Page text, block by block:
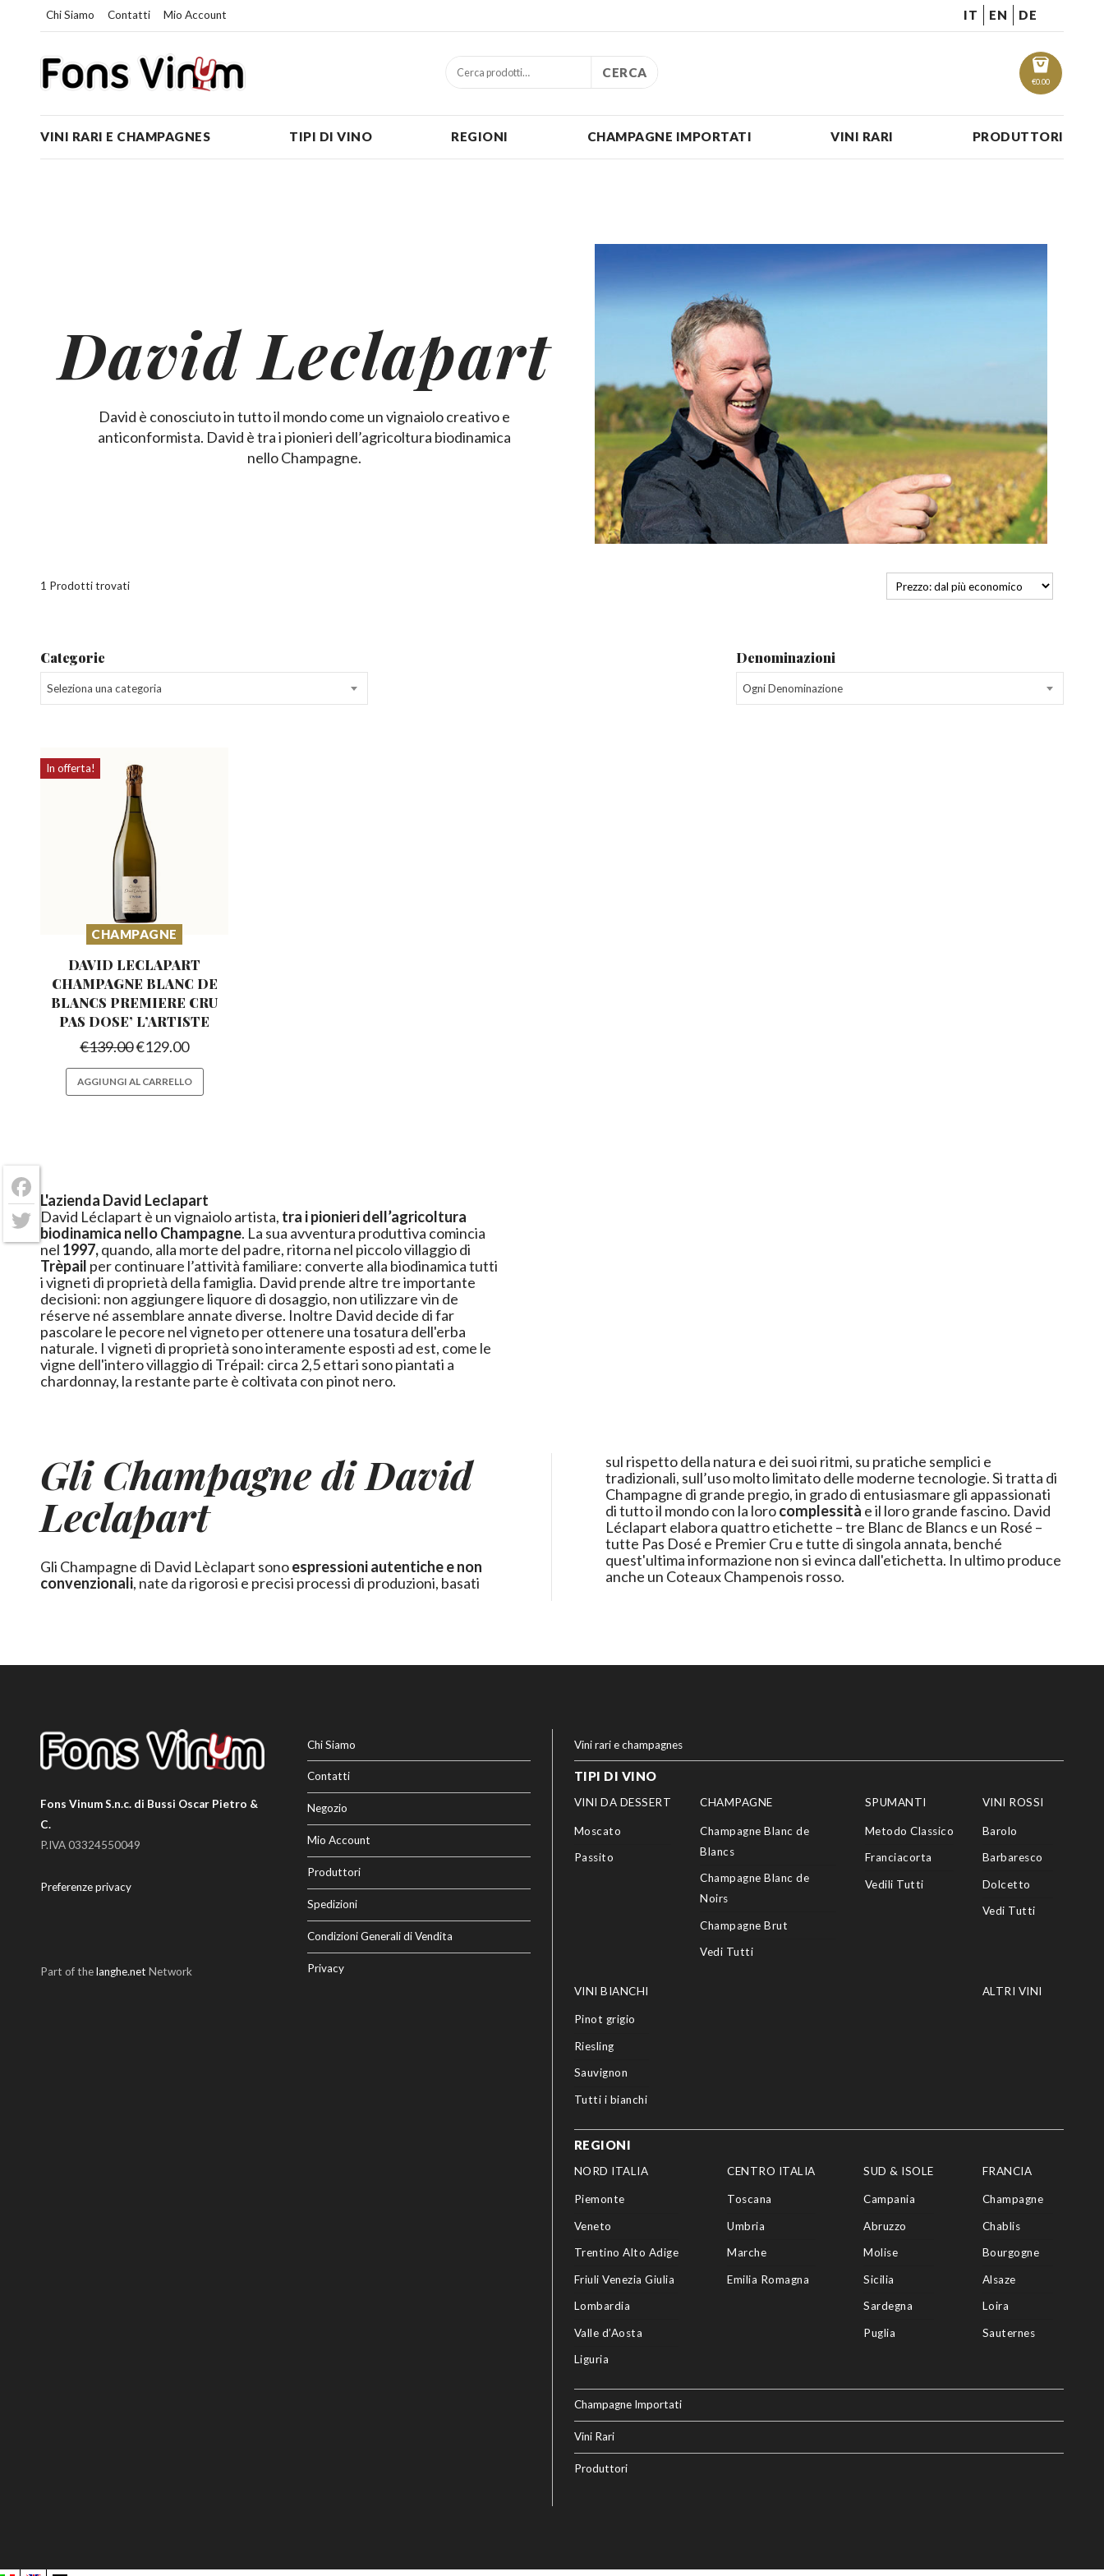
Chi Siamo Contatti Mio Account IT EN DE
€0.00
CERCA
VINI RARI E CHAMPAGNES TIPI DI VINO REGIONI CHAMPAGNE IMPORTATI VINI RARI PRODUTTORI
David Leclapart
David è conosciuto in tutto il mondo come un vignaiolo creativo e
anticonformista. David è tra i pionieri dell’agricoltura biodinamica
nello Champagne.
1 Prodotti trovati
Categorie
Seleziona una categoria
Denominazioni
Ogni Denominazione
In offerta!
CHAMPAGNE
DAVID LECLAPART
CHAMPAGNE BLANC DE
BLANCS PREMIERE CRU
PAS DOSE’ L’ARTISTE
€139.00€129.00
AGGIUNGI AL CARRELLO
L'azienda David Leclapart
David Léclapart è un vignaiolo artista, tra i pionieri dell’agricoltura
biodinamica nello Champagne. La sua avventura produttiva comincia
nel 1997,quando, alla morte del padre, ritorna nel piccolo villaggio di
Trèpail per continuare l’attività familiare: converte alla biodinamica tutti
i vigneti di proprietà della famiglia. David prende altre tre importante
decisioni: non aggiungere liquore di dosaggio, non utilizzare vin de
réserve né assemblare annate diverse. Inoltre David decide di far
pascolare le pecore nel vigneto per ottenere una tosatura dell'erba
naturale. I vigneti di proprietà sono interamente esposti ad est, come le
vigne dell'intero villaggio di Trépail: circa 2,5 ettari sono piantati a
chardonnay, la restante parte è coltivata con pinot nero.
Gli Champagne di David
Leclapart
Gli Champagne di David Lèclapart sonoespressioni autentiche e non
convenzionali, nate da rigorosi e precisi processi di produzioni, basati
sul rispetto della natura e dei suoi ritmi, su pratiche semplici e
tradizionali, sull’uso molto limitato delle moderne tecnologie. Si tratta di
Champagne di grande pregio, in grado di entusiasmare gli appassionati
di tutto il mondo con la lorocomplessità e il loro grande fascino. David
Léclapart elabora quattro etichette – tre Blanc de Blancs e un Rosé –
tutte Pas Dosé e Premier Cru e tutte di singola annata, benché
quest'ultima informazione non si evinca dall'etichetta. In ultimo produce
anche un Coteaux Champenois rosso.
Fons Vinum S.n.c. di Bussi Oscar Pietro &
C.
P.IVA 03324550049
Preferenze privacy
Part of thelanghe.net Network
Chi Siamo
Contatti
Negozio
Mio Account
Produttori
Spedizioni
Condizioni Generali di Vendita
Privacy
Vini rari e champagnes
TIPI DI VINO
VINI DA DESSERT
Moscato
Passito
CHAMPAGNE
Champagne Blanc de
Blancs
Champagne Blanc de
Noirs
Champagne Brut
Vedi Tutti
SPUMANTI
Metodo Classico
Franciacorta
Vedili Tutti
VINI ROSSI
Barolo
Barbaresco
Dolcetto
Vedi Tutti
VINI BIANCHI
Pinot grigio
Riesling
Sauvignon
Tutti i bianchi
ALTRI VINI
REGIONI
NORD ITALIA
Piemonte
Veneto
Trentino Alto Adige
Friuli Venezia Giulia
Lombardia
Valle d’Aosta
Liguria
CENTRO ITALIA
Toscana
Umbria
Marche
Emilia Romagna
SUD & ISOLE
Campania
Abruzzo
Molise
Sicilia
Sardegna
Puglia
FRANCIA
Champagne
Chablis
Bourgogne
Alsaze
Loira
Sauternes
Champagne Importati
Vini Rari
Produttori
Facebook
Twitter